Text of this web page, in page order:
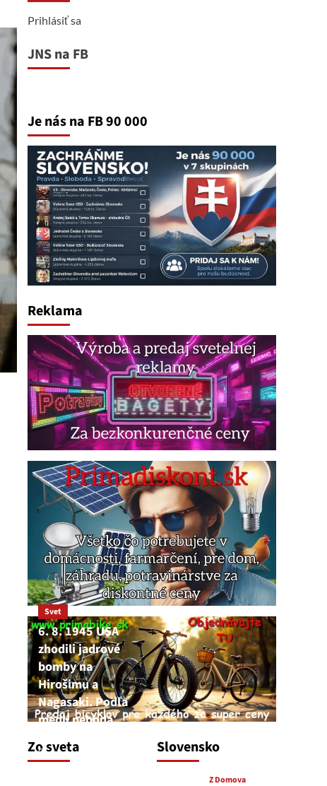
Prihlásiť sa
JNS na FB
Je nás na FB 90 000
Reklama
Zo sveta
Svet
6. 8. 1945 USA
zhodili jadrové
bomby na
Hirošimu a
Nagasaki. Podľa
médií nehoda
6. augusta 2026
Slovensko
Z Domova